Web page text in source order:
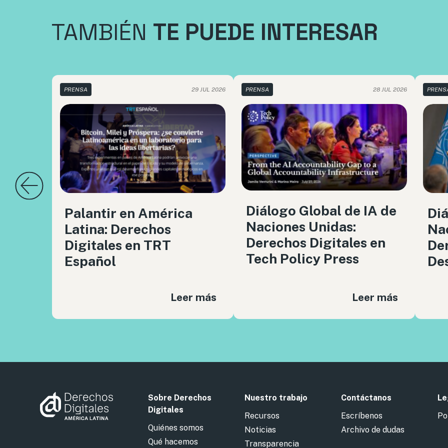
TAMBIÉN TE PUEDE INTERESAR
PRENSA 29 JUL 2026
Palantir en América
Latina: Derechos
Digitales en TRT
Español
Leer más
PRENSA 28 JUL 2026
Diálogo Global de IA de
Naciones Unidas:
Derechos Digitales en
Tech Policy Press
Leer más
Sobre Derechos
Digitales
Quiénes somos
Qué hacemos
Nuestro trabajo
Recursos
Noticias
Transparencia
Contáctanos
Escríbenos
Archivo de dudas